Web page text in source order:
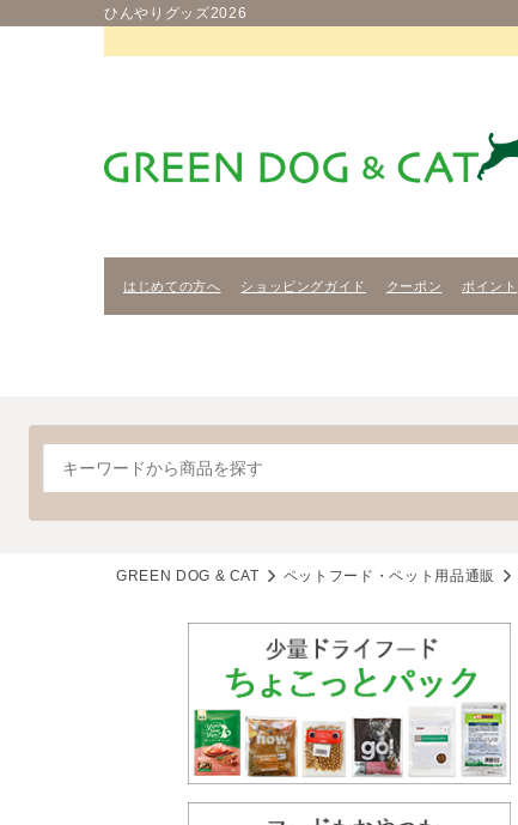
ひんやりグッズ2026
はじめての方へ ショッピングガイド クーポン ポイント
GREEN DOG & CAT ペットフード・ペット用品通販